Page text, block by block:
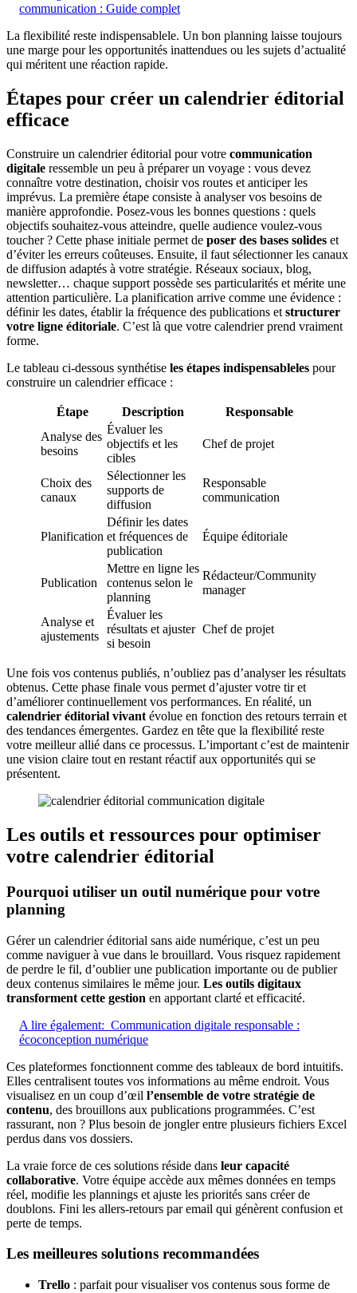
communication : Guide complet
La flexibilité reste indispensablele. Un bon planning laisse toujours
une marge pour les opportunités inattendues ou les sujets d’actualité
qui méritent une réaction rapide.
Étapes pour créer un calendrier éditorial
efficace
Construire un calendrier éditorial pour votre communication
digitale ressemble un peu à préparer un voyage : vous devez
connaître votre destination, choisir vos routes et anticiper les
imprévus. La première étape consiste à analyser vos besoins de
manière approfondie. Posez-vous les bonnes questions : quels
objectifs souhaitez-vous atteindre, quelle audience voulez-vous
toucher ? Cette phase initiale permet de poser des bases solides et
d’éviter les erreurs coûteuses. Ensuite, il faut sélectionner les canaux
de diffusion adaptés à votre stratégie. Réseaux sociaux, blog,
newsletter… chaque support possède ses particularités et mérite une
attention particulière. La planification arrive comme une évidence :
définir les dates, établir la fréquence des publications et structurer
votre ligne éditoriale. C’est là que votre calendrier prend vraiment
forme.
Le tableau ci-dessous synthétise les étapes indispensableles pour
construire un calendrier efficace :
Étape Description
Responsable
Analyse des
besoins
Évaluer les
objectifs et les
cibles
Chef de projet
Choix des
canaux
Sélectionner les
supports de
diffusion
Responsable
communication
Planification
Définir les dates
et fréquences de
publication
Équipe éditoriale
Publication
Mettre en ligne les
contenus selon le
planning
Rédacteur/Community
manager
Analyse et
ajustements
Évaluer les
résultats et ajuster
si besoin
Chef de projet
Une fois vos contenus publiés, n’oubliez pas d’analyser les résultats
obtenus. Cette phase finale vous permet d’ajuster votre tir et
d’améliorer continuellement vos performances. En réalité, un
calendrier éditorial vivant évolue en fonction des retours terrain et
des tendances émergentes. Gardez en tête que la flexibilité reste
votre meilleur allié dans ce processus. L’important c’est de maintenir
une vision claire tout en restant réactif aux opportunités qui se
présentent.
Les outils et ressources pour optimiser
votre calendrier éditorial
Pourquoi utiliser un outil numérique pour votre
planning
Gérer un calendrier éditorial sans aide numérique, c’est un peu
comme naviguer à vue dans le brouillard. Vous risquez rapidement
de perdre le fil, d’oublier une publication importante ou de publier
deux contenus similaires le même jour. Les outils digitaux
transforment cette gestion en apportant clarté et efficacité.
A lire également: Communication digitale responsable :
écoconception numérique
Ces plateformes fonctionnent comme des tableaux de bord intuitifs.
Elles centralisent toutes vos informations au même endroit. Vous
visualisez en un coup d’œil l’ensemble de votre stratégie de
contenu, des brouillons aux publications programmées. C’est
rassurant, non ? Plus besoin de jongler entre plusieurs fichiers Excel
perdus dans vos dossiers.
La vraie force de ces solutions réside dans leur capacité
collaborative. Votre équipe accède aux mêmes données en temps
réel, modifie les plannings et ajuste les priorités sans créer de
doublons. Fini les allers-retours par email qui génèrent confusion et
perte de temps.
Les meilleures solutions recommandées
Trello : parfait pour visualiser vos contenus sous forme de